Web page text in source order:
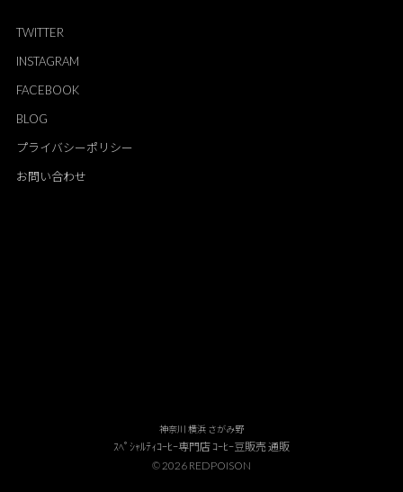
TWITTER
INSTAGRAM
FACEBOOK
BLOG
プライバシーポリシー
お問い合わせ
神奈川 横浜 さがみ野
ｽﾍﾟｼｬﾙﾃｨｺｰﾋｰ専門店 ｺｰﾋｰ豆販売 通販
© 2026 REDPOISON